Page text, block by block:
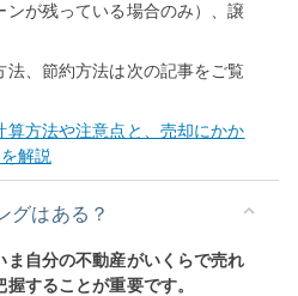
ンが残っている場合のみ）、譲
法、節約方法は次の記事をご覧
算方法や注意点と、売却にかか
解説
グはある？
ま自分の不動産がいくらで売れ
することが重要です。